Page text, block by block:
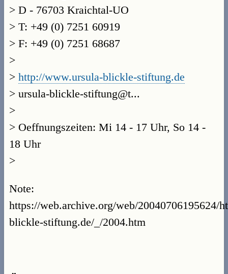
> D - 76703 Kraichtal-UO
> T: +49 (0) 7251 60919
> F: +49 (0) 7251 68687
>
> http://www.ursula-blickle-stiftung.de
> ursula-blickle-stiftung@t...
>
> Oeffnungszeiten: Mi 14 - 17 Uhr, So 14 -
18 Uhr
>
Note:
https://web.archive.org/web/20040706195624/
blickle-stiftung.de/_/2004.htm